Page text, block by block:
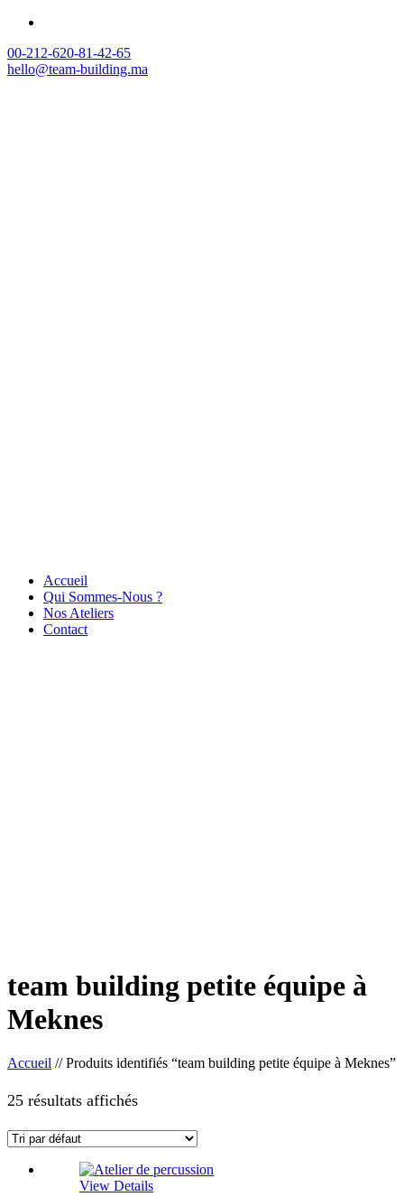
00-212-620-81-42-65
hello@team-building.ma
Accueil
Qui Sommes-Nous ?
Nos Ateliers
Contact
team building petite équipe à
Meknes
Accueil //Produits identifiés “team building petite équipe à Meknes”
25 résultats affichés
View Details